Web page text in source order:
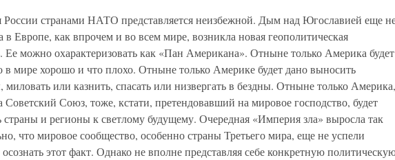
странами НАТО представляется неизбежной. Дым над Югославией еще
в Европе, как впрочем и во всем мире, возникла новая геополитическая
Ее можно охарактеризовать как «Пан Американа». Отныне только Америка будет
в мире хорошо и что плохо. Отныне только Америке будет дано выносить
миловать или казнить, спасать или низвергать в бездны. Отныне только Америка,
Советский Союз, тоже, кстати, претендовавший на мировое господство, будет
страны и регионы к светлому будущему. Очередная «Империя зла» выросла так
что мировое сообщество, особенно страны Третьего мира, еще не успели
этот факт. Однако не вполне представляя себе конкретную